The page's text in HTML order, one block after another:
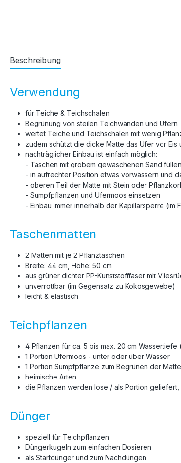
Beschreibung
Verwendung
für Teiche & Teichschalen
Begrünung von steilen Teichwänden und Ufern
wertet Teiche und Teichschalen mit wenig
zudem schützt die dicke Matte das Ufer vor Eis
nachträglicher Einbau ist einfach möglich:
- Taschen mit grobem gewaschenen Sand
- in aufrechter Position etwas vorwässern und
- oberen Teil der Matte mit Stein oder
- Sumpfpflanzen und Ufermoos einsetzen
- Einbau immer innerhalb der Kapillarsperre
Taschenmatten
2 Matten mit je 2 Pflanztaschen
Breite: 44 cm, Höhe: 50 cm
aus grüner dichter PP-Kunststofffaser mit
unverrottbar (im Gegensatz zu Kokosgewebe)
leicht & elastisch
Teichpflanzen
4 Pflanzen für ca. 5 bis max. 20 cm Wassertiefe
1 Portion Ufermoos - unter oder über Wasser
1 Portion Sumpfpflanze zum Begrünen der
heimische Arten
die Pflanzen werden lose / als Portion
Dünger
speziell für Teichpflanzen
Düngerkugeln zum einfachen Dosieren
als Startdünger und zum Nachdüngen